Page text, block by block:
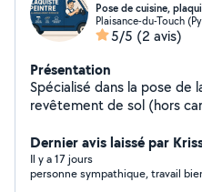
Pose de cuisine,
Plaisance-du-Touch
5/5 (2 avis)
Présentation
Spécialisé dans la pose de
revêtement de sol (hors
dressing, peinture
Dernier avis laissé par
Il y a 17 jours
personne sympathique, travail